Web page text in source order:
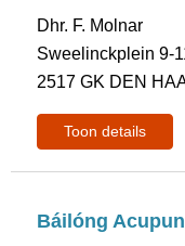
Dhr. F. Molnar
Sweelinckplein 9-
2517 GK DEN
Toon details
Báilóng